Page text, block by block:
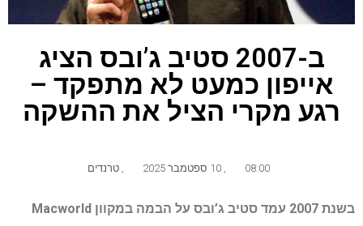
ב-2007 סטיב ג’ובס הציג
אייפון כמעט לא מתפקד –
רגע מקרי הציל את ההשקה
08:00 10 ספטמבר 2025 טרנדים
בשנת 2007 עמד סטיב ג’ובס על הבמה במקוון
Macworld